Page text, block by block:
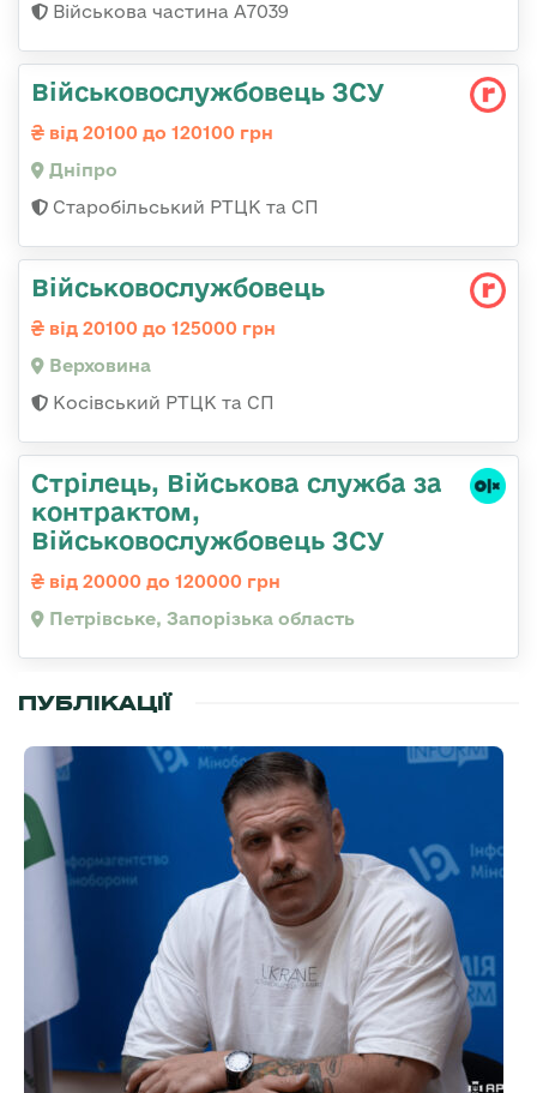
Військова частина А7039
Військовослужбовець ЗСУ
від 20100 до 120100 грн
Дніпро
Старобільський РТЦК та СП
Військовослужбовець
від 20100 до 125000 грн
Верховина
Косівський РТЦК та СП
Стрілець, Військова служба за
контрактом,
Військовослужбовець ЗСУ
від 20000 до 120000 грн
Петрівське, Запорізька область
ПУБЛІКАЦІЇ